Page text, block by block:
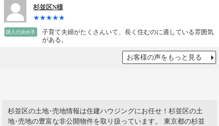
杉並区N様
購入の決め手
子育て夫婦がたくさんいて、長く住むのに適している雰囲気
がある。
お客様の声をもっと見る
杉並区の土地･売地情報は住建ハウジングにお任せ！杉並区の土
地･売地の豊富な非公開物件を取り扱っています。 東京都の杉並